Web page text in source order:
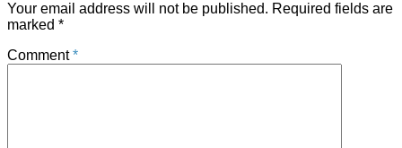
Your email address will not be published. Required fields are
marked *
Comment*